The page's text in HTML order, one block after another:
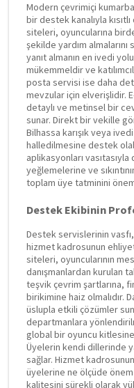
Modern çevrimiçi
bir destek kanalıyla
siteleri, oyuncularına
şekilde yardım
yanıt almanın en ivedi
mükemmeldir ve
posta servisi ise daha
mevzular için elverişlidir.
detaylı ve metinsel bir
sunar. Direkt bir vekille
Bilhassa karışık veya
halledilmesine destek
aplikasyonları
yeğlemelerine ve
toplam üye tatminini
Destek Ekibinin
Destek servislerinin
hizmet kadrosunun
siteleri, oyuncularının
danışmanlardan kurulan
teşvik çevrim şartlarına,
birikimine haiz olmalıdır.
üslupla etkili çözümler
departmanlara
global bir oyuncu
Üyelerin kendi dillerinde
sağlar. Hizmet
üyelerine ne ölçüde
kalitesini sürekli olarak